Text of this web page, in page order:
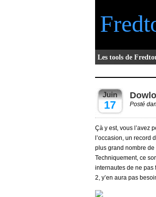
Les tools de
Juin
17 Posté
Çà y est, vous l’avez
l’occasion, un record
plus grand nombre
Techniquement, ce
internautes de ne pas
2, y’en aura pas